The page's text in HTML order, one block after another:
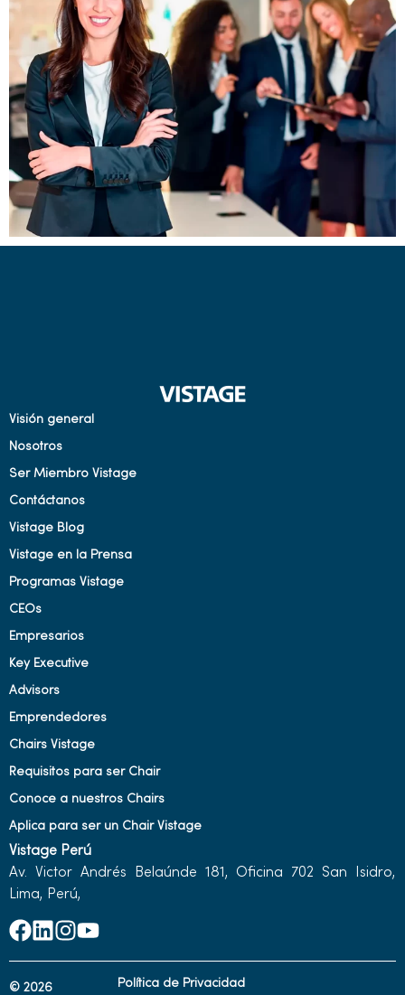
Visión general
Nosotros
Ser Miembro Vistage
Contáctanos
Vistage Blog
Vistage en la Prensa
Programas Vistage
CEOs
Empresarios
Key Executive
Advisors
Emprendedores
Chairs Vistage
Requisitos para ser Chair
Conoce a nuestros Chairs
Aplica para ser un Chair Vistage
Vistage Perú
Av. Victor Andrés Belaúnde 181, Oficina 702 San Isidro,
Lima, Perú,
© 2026 Política de Privacidad